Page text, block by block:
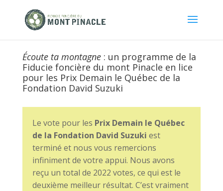
Écoute ta montagne: un programme de la
Fiducie foncière du mont Pinacle en lice
pour les Prix Demain le Québec de la
Fondation David Suzuki
Le vote pour les Prix Demain le Québec
de la Fondation David Suzuki est
terminé et nous vous remercions
infiniment de votre appui. Nous avons
reçu un total de 2022 votes, ce qui est le
deuxième meilleur résultat. C’est vraiment